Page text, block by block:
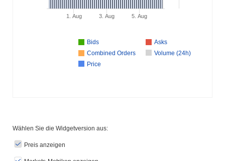
Bids
Asks
Combined Orders
Volume (24h)
Price
1. Aug 3. Aug 5. Aug
Wählen Sie die Widgetversion aus:
Preis anzeigen